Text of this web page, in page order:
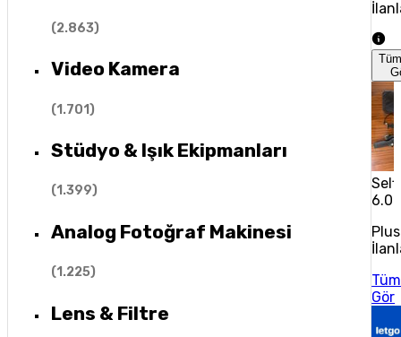
(2.863)
Video Kamera
(1.701)
Stüdyo & Işık Ekipmanları
(1.399)
Analog Fotoğraf Makinesi
(1.225)
Lens & Filtre
Plus
Gör